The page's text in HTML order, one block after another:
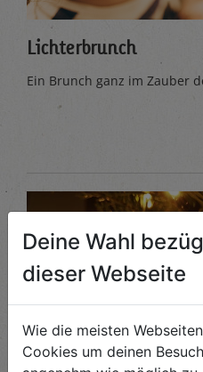
Lichterbrunch
Ein Brunch ganz im Zauber
Deine Wahl
dieser Webseite
Wie die meisten
Cookies um deinen